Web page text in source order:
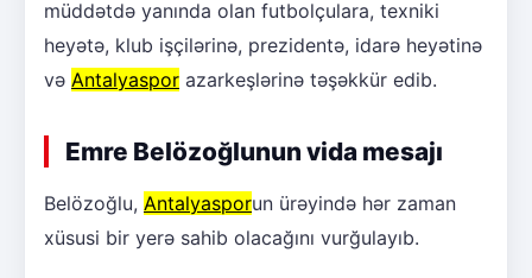
müddətdə yanında olan futbolçulara, texniki
heyətə, klub işçilərinə, prezidentə, idarə heyətinə
və Antalyaspor azarkeşlərinə təşəkkür edib.
Emre Belözoğlunun vida mesajı
Belözoğlu, Antalyasporun ürəyində hər zaman
xüsusi bir yerə sahib olacağını vurğulayıb.